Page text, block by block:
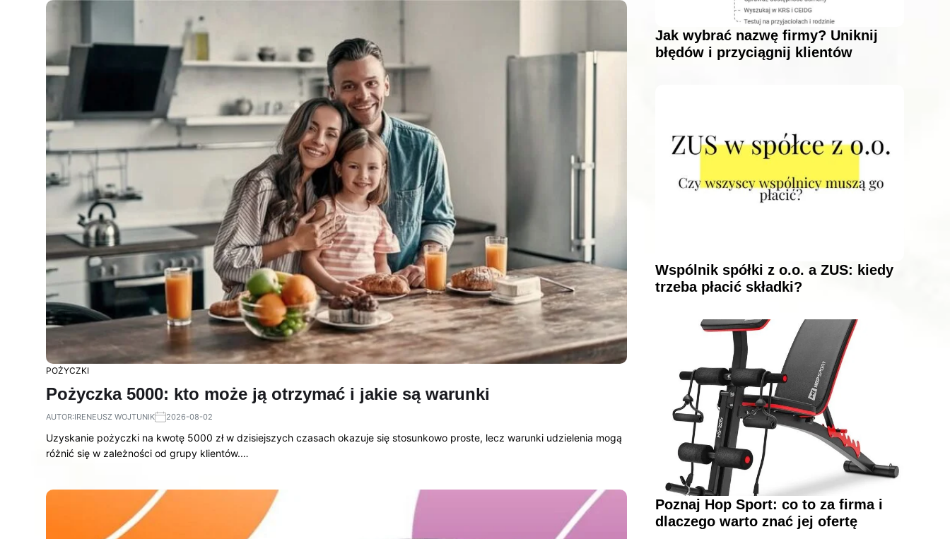
POŻYCZKI
Pożyczka 5000: kto może ją otrzymać i jakie są warunki
AUTOR:IRENEUSZ WOJTUNIK 2026-08-02
Uzyskanie pożyczki na kwotę 5000 zł w dzisiejszych czasach okazuje się stosunkowo proste, lecz warunki udzielenia mogą
różnić się w zależności od grupy klientów.…
Jak wybrać nazwę firmy? Uniknij
błędów i przyciągnij klientów
Wspólnik spółki z o.o. a ZUS: kiedy
trzeba płacić składki?
Poznaj Hop Sport: co to za firma i
dlaczego warto znać jej ofertę